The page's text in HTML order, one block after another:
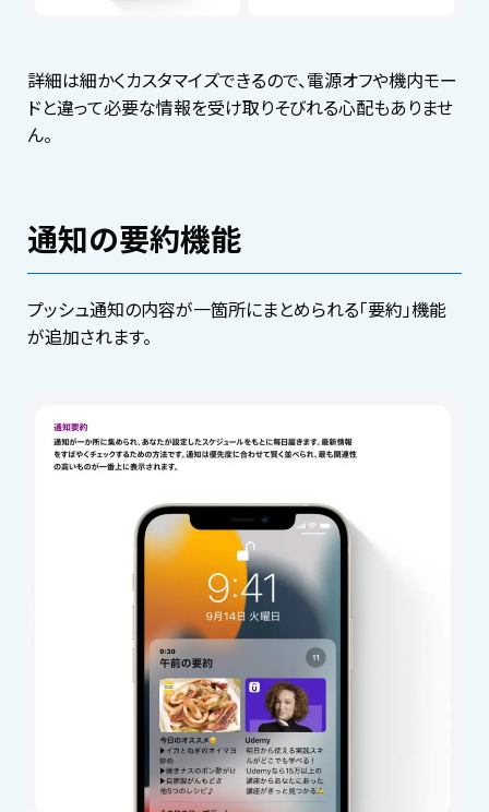
詳細は細かくカスタマイズできるので、電源オフや機内モー
ドと違って必要な情報を受け取りそびれる心配もありませ
ん。
通知の要約機能
プッシュ通知の内容が一箇所にまとめられる「要約」機能
が追加されます。